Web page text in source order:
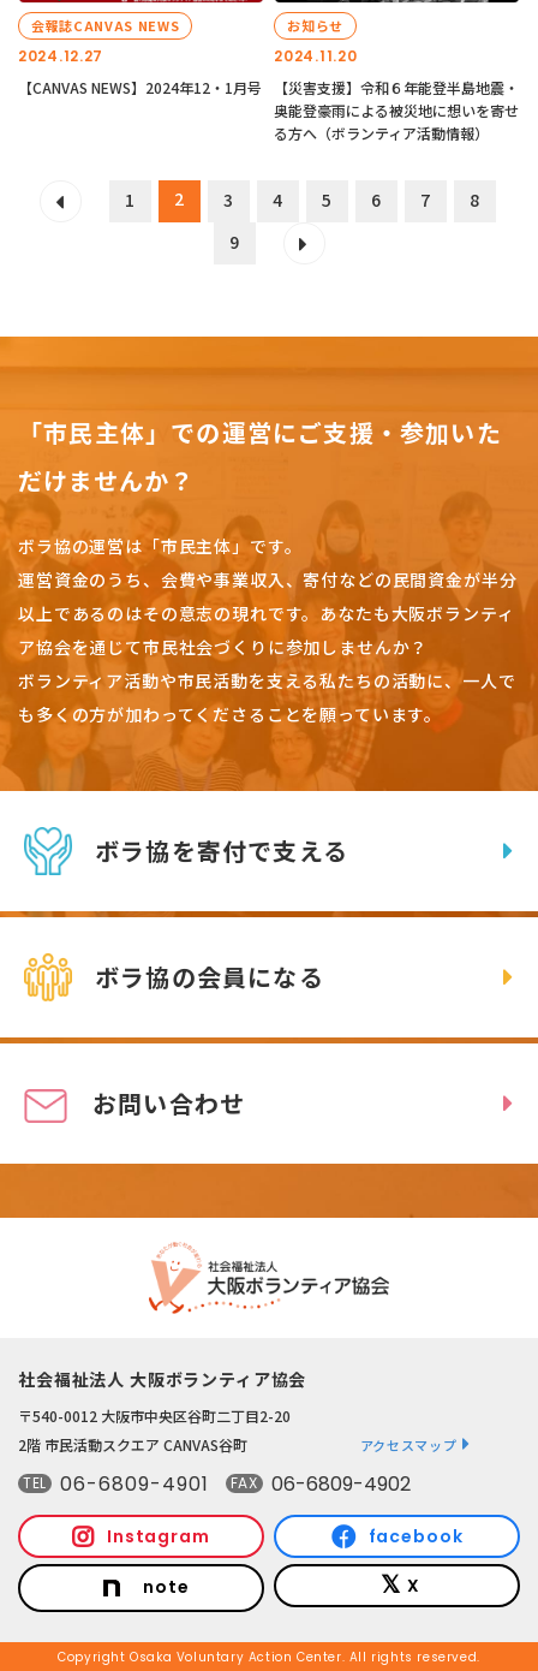
2024.12.27
会報誌CANVAS NEWS
【CANVAS NEWS】2024年12・1月号
2024.11.20
お知らせ
【災害支援】令和６年能登半島地震・
奥能登豪雨による被災地に想いを寄せ
る方へ（ボランティア活動情報）
1 2 3 4 5 6 7
8
9
「市民主体」での運営にご支援・参加いた
だけませんか？
ボラ協の運営は「市民主体」です。
運営資金のうち、会費や事業収入、寄付などの民間資金が半分
以上であるのはその意志の現れです。 あなたも大阪ボランティ
ア協会を通じて市民社会づくりに参加しませんか？
ボランティア活動や市民活動を支える私たちの活動に、一人で
も多くの方が加わってくださることを願っています。
ボラ協を寄付で支える
ボラ協の会員になる
お問い合わせ
社会福祉法人 大阪ボランティア協会
〒540-0012 大阪市中央区谷町二丁目2-20
2階 市民活動スクエア CANVAS谷町
アクセスマップ
TEL 06-6809-4901 FAX 06-6809-4902
Instagram facebook
note X
Copyright Osaka Voluntary Action Center. All rights reserved.